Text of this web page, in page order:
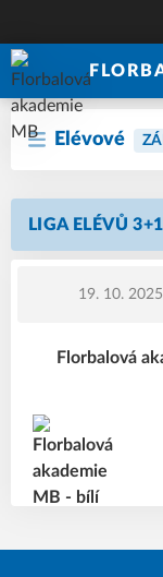
Elévové
LIGA ELÉVŮ
19. 10.
Florbalová